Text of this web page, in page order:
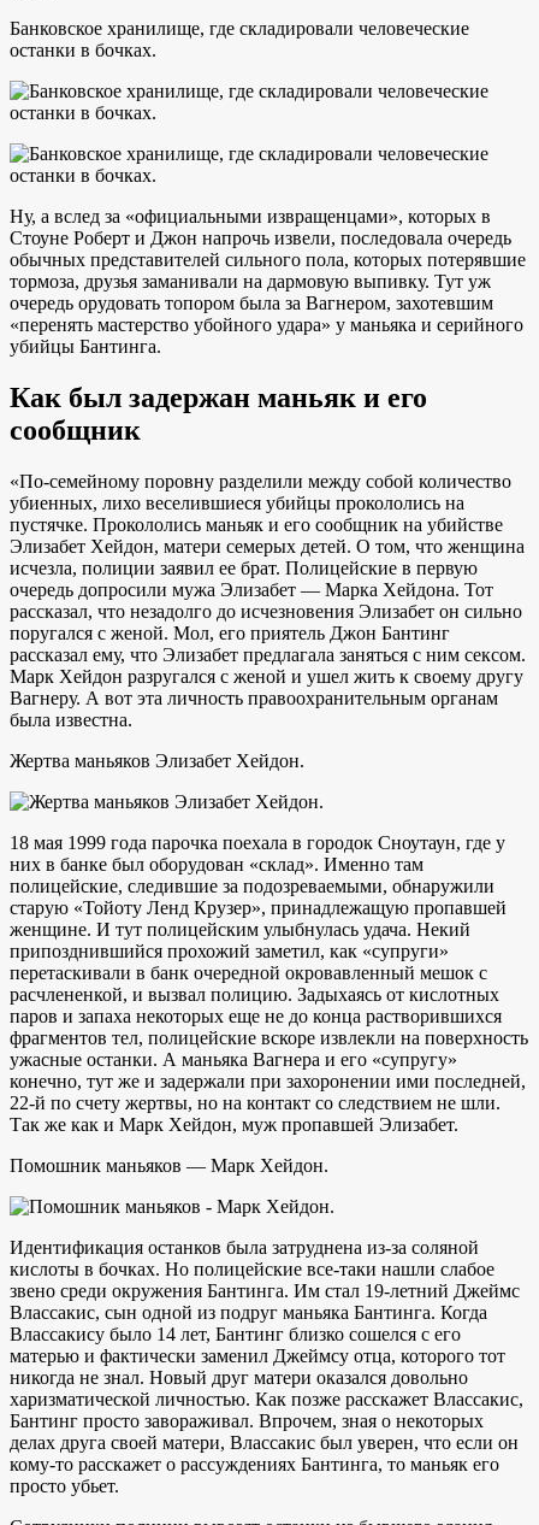
Банковское хранилище, где складировали человеческие
останки в бочках.
Ну, а вслед за «официальными извращенцами», которых в
Стоуне Роберт и Джон напрочь извели, последовала очередь
обычных представителей сильного пола, которых потерявшие
тормоза, друзья заманивали на дармовую выпивку. Тут уж
очередь орудовать топором была за Вагнером, захотевшим
«перенять мастерство убойного удара» у маньяка и серийного
убийцы Бантинга.
Как был задержан маньяк и его
сообщник
«По-семейному поровну разделили между собой количество
убиенных, лихо веселившиеся убийцы прокололись на
пустячке. Прокололись маньяк и его сообщник на убийстве
Элизабет Хейдон, матери семерых детей. О том, что женщина
исчезла, полиции заявил ее брат. Полицейские в первую
очередь допросили мужа Элизабет — Марка Хейдона. Тот
рассказал, что незадолго до исчезновения Элизабет он сильно
поругался с женой. Мол, его приятель Джон Бантинг
рассказал ему, что Элизабет предлагала заняться с ним сексом.
Марк Хейдон разругался с женой и ушел жить к своему другу
Вагнеру. А вот эта личность правоохранительным органам
была известна.
Жертва маньяков Элизабет Хейдон.
18 мая 1999 года парочка поехала в городок Сноутаун, где у
них в банке был оборудован «склад». Именно там
полицейские, следившие за подозреваемыми, обнаружили
старую «Тойоту Ленд Крузер», принадлежащую пропавшей
женщине. И тут полицейским улыбнулась удача. Некий
припозднившийся прохожий заметил, как «супруги»
перетаскивали в банк очередной окровавленный мешок с
расчлененкой, и вызвал полицию. Задыхаясь от кислотных
паров и запаха некоторых еще не до конца растворившихся
фрагментов тел, полицейские вскоре извлекли на поверхность
ужасные останки. А маньяка Вагнера и его «супругу»
конечно, тут же и задержали при захоронении ими последней,
22-й по счету жертвы, но на контакт со следствием не шли.
Так же как и Марк Хейдон, муж пропавшей Элизабет.
Помошник маньяков — Марк Хейдон.
Идентификация останков была затруднена из-за соляной
кислоты в бочках. Но полицейские все-таки нашли слабое
звено среди окружения Бантинга. Им стал 19-летний Джеймс
Влассакис, сын одной из подруг маньяка Бантинга. Когда
Влассакису было 14 лет, Бантинг близко сошелся с его
матерью и фактически заменил Джеймсу отца, которого тот
никогда не знал. Новый друг матери оказался довольно
харизматической личностью. Как позже расскажет Влассакис,
Бантинг просто завораживал. Впрочем, зная о некоторых
делах друга своей матери, Влассакис был уверен, что если он
кому-то расскажет о рассуждениях Бантинга, то маньяк его
просто убьет.